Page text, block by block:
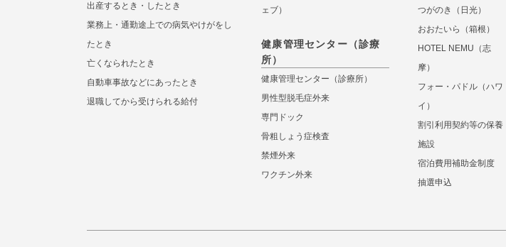
出産するとき・したとき
業務上・通勤途上での病気やけがをし
たとき
亡くなられたとき
自動車事故などにあったとき
退職してから受けられる給付
ェブ）
健康管理センター（診療
所）
健康管理センター（診療所）
男性型脱毛症外来
専門ドック
骨粗しょう症検査
禁煙外来
ワクチン外来
つがのき（日光）
おおたいら（箱根）
HOTEL NEMU（志
摩）
フォー・パドル（ハワ
イ）
割引利用契約等の保養
施設
宿泊費用補助金制度
抽選申込